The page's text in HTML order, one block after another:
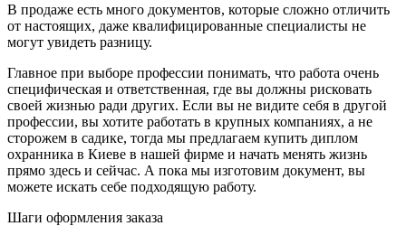
В продаже есть много документов, которые сложно отличить
от настоящих, даже квалифицированные специалисты не
могут увидеть разницу.
Главное при выборе профессии понимать, что работа очень
специфическая и ответственная, где вы должны рисковать
своей жизнью ради других. Если вы не видите себя в другой
профессии, вы хотите работать в крупных компаниях, а не
сторожем в садике, тогда мы предлагаем купить диплом
охранника в Киеве в нашей фирме и начать менять жизнь
прямо здесь и сейчас. А пока мы изготовим документ, вы
можете искать себе подходящую работу.
Шаги оформления заказа